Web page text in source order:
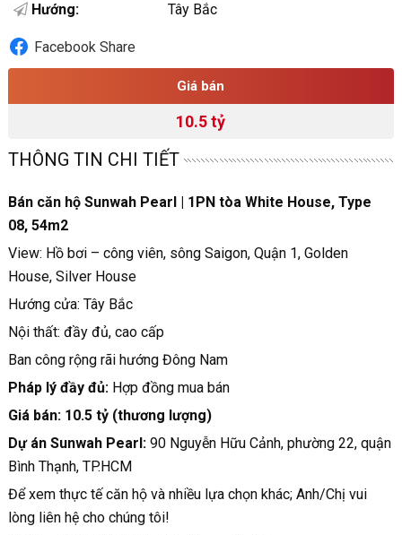
Hướng: Tây Bắc
Facebook Share
Giá bán
10.5 tỷ
THÔNG TIN CHI TIẾT
Bán căn hộ Sunwah Pearl | 1PN tòa White House, Type
08, 54m2
View: Hồ bơi – công viên, sông Saigon, Quận 1, Golden
House, Silver House
Hướng cửa: Tây Bắc
Nội thất: đầy đủ, cao cấp
Ban công rộng rãi hướng Đông Nam
Pháp lý đầy đủ:Hợp đồng mua bán
Giá bán: 10.5 tỷ (thương lượng)
Dự án Sunwah Pearl: 90 Nguyễn Hữu Cảnh, phường 22, quận
Bình Thạnh, TP.HCM
Để xem thực tế căn hộ và nhiều lựa chọn khác; Anh/Chị vui
lòng liên hệ cho chúng tôi!